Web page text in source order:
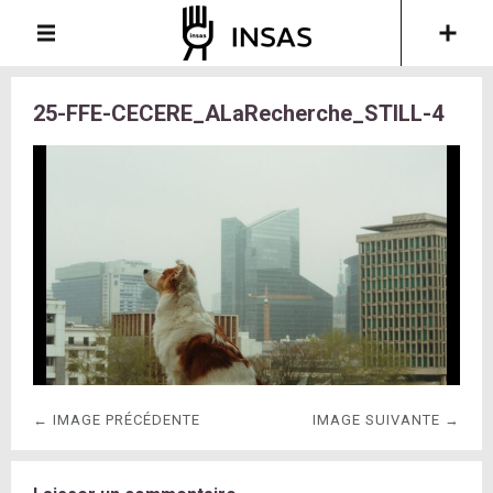
25-FFE-CECERE_ALaRecherche_STILL-4
← IMAGE PRÉCÉDENTE IMAGE SUIVANTE →